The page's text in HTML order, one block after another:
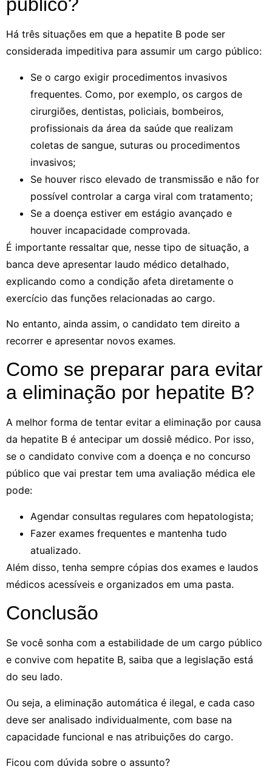
público?
Há três situações em que a hepatite B pode ser
considerada impeditiva para assumir um cargo público:
Se o cargo exigir procedimentos invasivos
frequentes. Como, por exemplo, os cargos de
cirurgiões, dentistas, policiais, bombeiros,
profissionais da área da saúde que realizam
coletas de sangue, suturas ou procedimentos
invasivos;
Se houver risco elevado de transmissão e não for
possível controlar a carga viral com tratamento;
Se a doença estiver em estágio avançado e
houver incapacidade comprovada.
É importante ressaltar que, nesse tipo de situação, a
banca deve apresentar laudo médico detalhado,
explicando como a condição afeta diretamente o
exercício das funções relacionadas ao cargo.
No entanto, ainda assim, o candidato tem direito a
recorrer e apresentar novos exames.
Como se preparar para evitar
a eliminação por hepatite B?
A melhor forma de tentar evitar a eliminação por causa
da hepatite B é antecipar um dossiê médico. Por isso,
se o candidato convive com a doença e no concurso
público que vai prestar tem uma avaliação médica ele
pode:
Agendar consultas regulares com hepatologista;
Fazer exames frequentes e mantenha tudo
atualizado.
Além disso, tenha sempre cópias dos exames e laudos
médicos acessíveis e organizados em uma pasta.
Conclusão
Se você sonha com a estabilidade de um cargo público
e convive com hepatite B, saiba que a legislação está
do seu lado.
Ou seja, a eliminação automática é ilegal, e cada caso
deve ser analisado individualmente, com base na
capacidade funcional e nas atribuições do cargo.
Ficou com dúvida sobre o assunto?